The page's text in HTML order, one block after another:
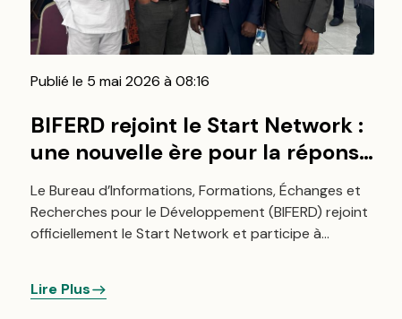
Publié le 5 mai 2026 à 08:16
BIFERD rejoint le Start Network :
une nouvelle ère pour la réponse
humanitaire en RDC
Le Bureau d’Informations, Formations, Échanges et
Recherches pour le Développement (BIFERD) rejoint
officiellement le Start Network et participe à
en RDC.
Lire Plus